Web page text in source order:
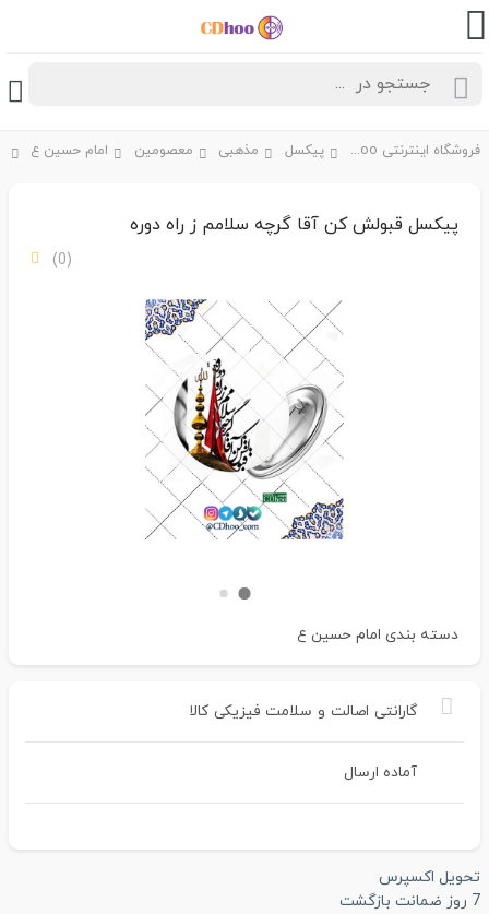
فروشگاه اینترنتی CDhoo پیکسل مذهبی معصومین امام حسین ع
پیکسل قبولش کن آقا گرچه سلامم ز راه دوره
(0)
دسته بندی امام حسین ع
گارانتی اصالت و سلامت فیزیکی کالا
آماده ارسال
تحویل اکسپرس
7 روز ضمانت بازگشت